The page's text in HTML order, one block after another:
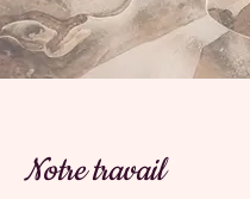
Notre travail